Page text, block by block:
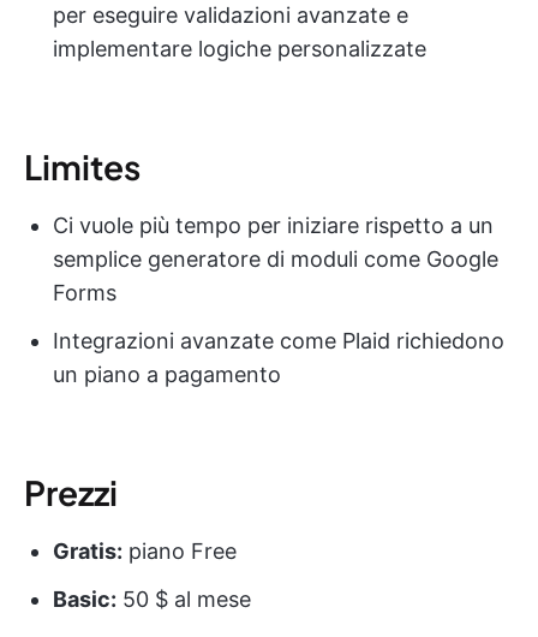
per eseguire validazioni avanzate e
implementare logiche personalizzate
Limites
Ci vuole più tempo per iniziare rispetto a un
semplice generatore di moduli come Google
Forms
Integrazioni avanzate come Plaid richiedono
un piano a pagamento
Prezzi
Gratis: piano Free
Basic: 50 $ al mese